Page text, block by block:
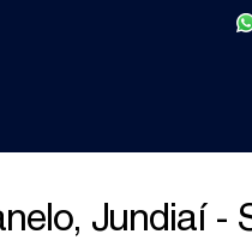
Jundiaí -